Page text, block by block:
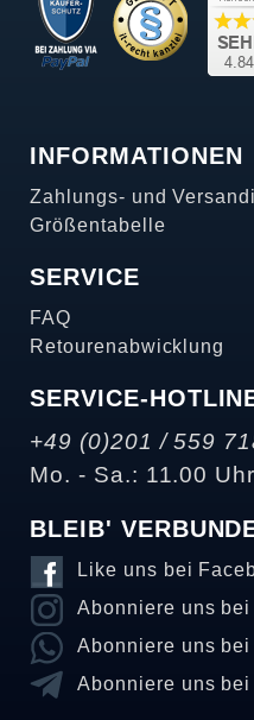
INFORMATIONEN
Zahlungs- und
Größentabelle
SERVICE
FAQ
Retourenabwicklung
SERVICE-
+49 (0)201 / 559
Mo. - Sa.: 11.00
BLEIB'
Like uns bei
Abonniere uns bei
Abonniere uns bei
Abonniere uns bei